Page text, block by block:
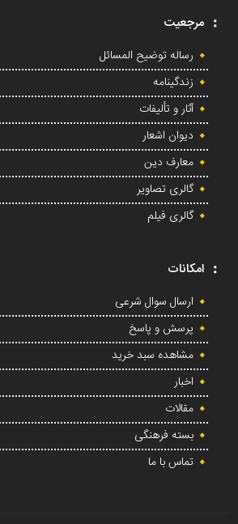
مرجعیت
رساله توضیح المسائل
زندگینامه
آثار و تألیفات
دیوان اشعار
معارف دین
گالری تصاویر
گالری فیلم
امکانات
ارسال سوال شرعی
پرسش و پاسخ
مشاهده سبد خرید
اخبار
مقالات
بسته فرهنگی
تماس با ما